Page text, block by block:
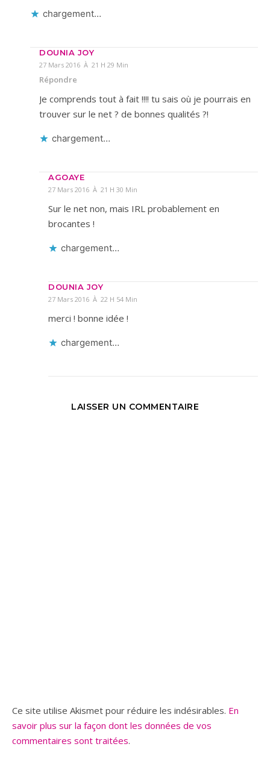
chargement…
DOUNIA JOY
27 Mars 2016 À 21 H 29 Min
Répondre
Je comprends tout à fait !!!! tu sais où je pourrais en
trouver sur le net ? de bonnes qualités ?!
chargement…
AGOAYE
27 Mars 2016 À 21 H 30 Min
Sur le net non, mais IRL probablement en
brocantes !
chargement…
DOUNIA JOY
27 Mars 2016 À 22 H 54 Min
merci ! bonne idée !
chargement…
LAISSER UN COMMENTAIRE
Ce site utilise Akismet pour réduire les indésirables. En
savoir plus sur la façon dont les données de vos
commentaires sont traitées.